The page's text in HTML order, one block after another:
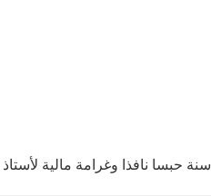
سنة حبسا نافذا وغرامة مالية